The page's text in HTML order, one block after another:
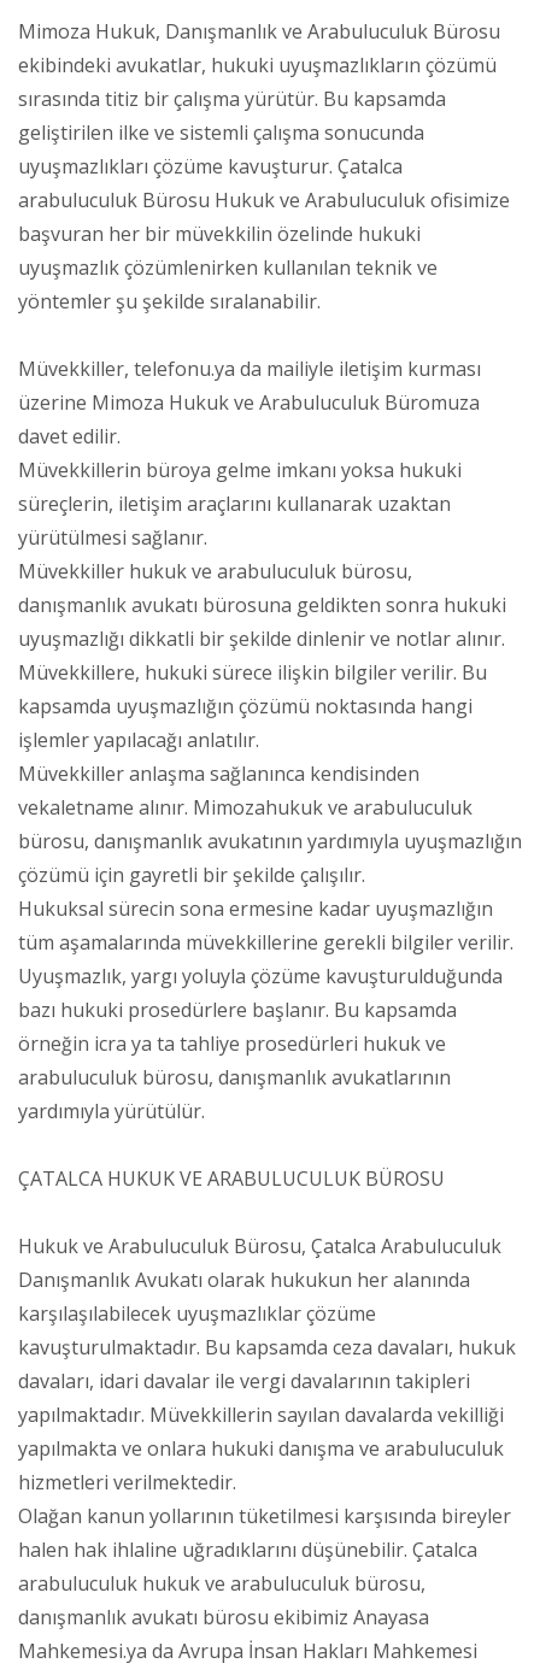
Mimoza Hukuk, Danışmanlık ve Arabuluculuk Bürosu
ekibindeki avukatlar, hukuki uyuşmazlıkların çözümü
sırasında titiz bir çalışma yürütür. Bu kapsamda
geliştirilen ilke ve sistemli çalışma sonucunda
uyuşmazlıkları çözüme kavuşturur. Çatalca
arabuluculuk Bürosu Hukuk ve Arabuluculuk ofisimize
başvuran her bir müvekkilin özelinde hukuki
uyuşmazlık çözümlenirken kullanılan teknik ve
yöntemler şu şekilde sıralanabilir.
Müvekkiller, telefonu.ya da mailiyle iletişim kurması
üzerine Mimoza Hukuk ve Arabuluculuk Büromuza
davet edilir.
Müvekkillerin büroya gelme imkanı yoksa hukuki
süreçlerin, iletişim araçlarını kullanarak uzaktan
yürütülmesi sağlanır.
Müvekkiller hukuk ve arabuluculuk bürosu,
danışmanlık avukatı bürosuna geldikten sonra hukuki
uyuşmazlığı dikkatli bir şekilde dinlenir ve notlar alınır.
Müvekkillere, hukuki sürece ilişkin bilgiler verilir. Bu
kapsamda uyuşmazlığın çözümü noktasında hangi
işlemler yapılacağı anlatılır.
Müvekkiller anlaşma sağlanınca kendisinden
vekaletname alınır. Mimozahukuk ve arabuluculuk
bürosu, danışmanlık avukatının yardımıyla uyuşmazlığın
çözümü için gayretli bir şekilde çalışılır.
Hukuksal sürecin sona ermesine kadar uyuşmazlığın
tüm aşamalarında müvekkillerine gerekli bilgiler verilir.
Uyuşmazlık, yargı yoluyla çözüme kavuşturulduğunda
bazı hukuki prosedürlere başlanır. Bu kapsamda
örneğin icra ya ta tahliye prosedürleri hukuk ve
arabuluculuk bürosu, danışmanlık avukatlarının
yardımıyla yürütülür.
ÇATALCA HUKUK VE ARABULUCULUK BÜROSU
Hukuk ve Arabuluculuk Bürosu, Çatalca Arabuluculuk
Danışmanlık Avukatı olarak hukukun her alanında
karşılaşılabilecek uyuşmazlıklar çözüme
kavuşturulmaktadır. Bu kapsamda ceza davaları, hukuk
davaları, idari davalar ile vergi davalarının takipleri
yapılmaktadır. Müvekkillerin sayılan davalarda vekilliği
yapılmakta ve onlara hukuki danışma ve arabuluculuk
hizmetleri verilmektedir.
Olağan kanun yollarının tüketilmesi karşısında bireyler
halen hak ihlaline uğradıklarını düşünebilir. Çatalca
arabuluculuk hukuk ve arabuluculuk bürosu,
danışmanlık avukatı bürosu ekibimiz Anayasa
Mahkemesi.ya da Avrupa İnsan Hakları Mahkemesi